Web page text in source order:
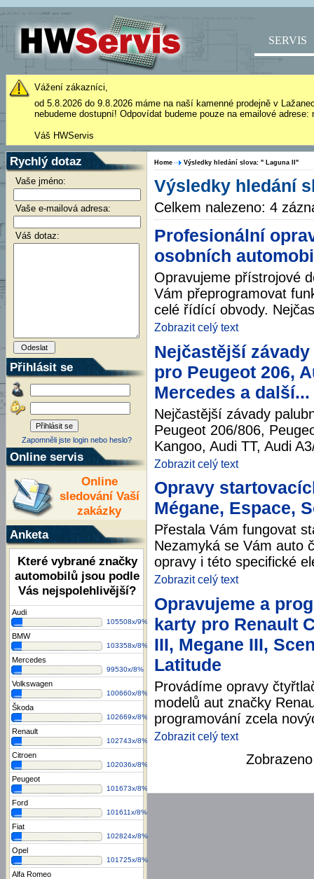
SERVIS
Vážení zákazníci,
od 5.8.2026 do 9.8.2026 máme na naší kamenné prodejně v
nebudeme dostupní! Odpovídat budeme pouze na emailové
Váš HWServis
Rychlý dotaz
Vaše jméno:
Vaše e-mailová adresa:
Váš dotaz:
Přihlásit se
Zapomněli jste login nebo heslo?
Online servis
Online
sledování Vaší
zakázky
Anketa
Které vybrané značky
automobilů jsou podle
Vás nejspolehlivější?
Audi
105508x/9%
BMW
103358x/8%
Mercedes
99530x/8%
Volkswagen
100660x/8%
Škoda
102669x/8%
Renault
102743x/8%
Citroen
102036x/8%
Peugeot
101673x/8%
Ford
101611x/8%
Fiat
102824x/8%
Opel
101725x/8%
Alfa Romeo
Home Výsledky hledání slova: " Laguna II"
Výsledky hledání
Celkem nalezeno: 4
Profesionální
osobních
Opravujeme přístrojové
Vám přeprogramovat
celé řídící obvody.
Zobrazit celý text
Nejčastější
pro Peugeot 206,
Mercedes a další...
Nejčastější závady
Peugeot 206/806,
Kangoo, Audi TT, Audi
Zobrazit celý text
Opravy
Mégane, Espace,
Přestala Vám fungovat
Nezamyká se Vám auto
opravy i této specifické
Zobrazit celý text
Opravujeme a
karty pro Renault
III, Megane III,
Latitude
Provádíme opravy
modelů aut značky
programování zcela
Zobrazit celý text